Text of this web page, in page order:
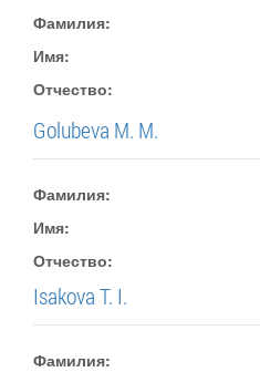
Фамилия:
Имя:
Отчество:
Golubeva M. M.
Фамилия:
Имя:
Отчество:
Isakova T. I.
Фамилия: